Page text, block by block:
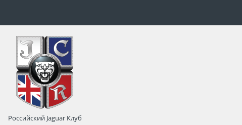
Российский Jaguar Клуб